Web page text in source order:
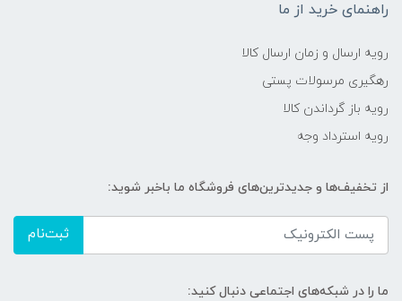
راهنمای خرید از ما
رویه ارسال و زمان ارسال کالا
رهگیری مرسولات پستی
رویه باز گرداندن کالا
رویه استرداد وجه
از تخفیف‌ها و جدیدترین‌های فروشگاه ما باخبر شوید:
ثبت‌نام
ما را در شبکه‌های اجتماعی دنبال کنید: